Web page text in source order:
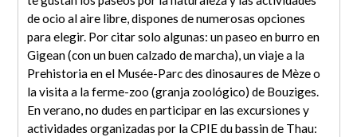
de ocio al aire libre, dispones de numerosas opciones
para elegir. Por citar solo algunas: un paseo en burro en
Gigean (con un buen calzado de marcha), un viaje a la
Prehistoria en el Musée-Parc des dinosaures de Mèze o
la visita a la ferme-zoo (granja zoológico) de Bouziges.
En verano, no dudes en participar en las excursiones y
actividades organizadas por la CPIE du bassin de Thau: